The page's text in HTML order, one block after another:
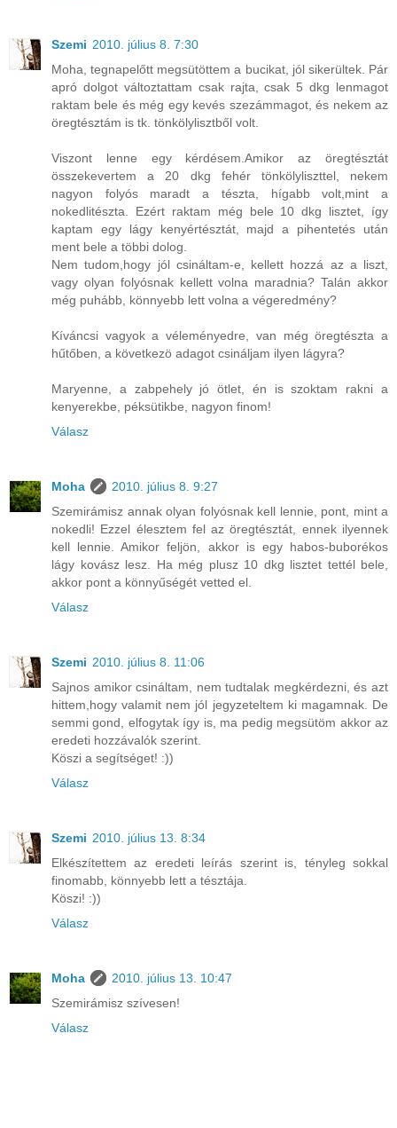
Szemi 2010. július 8. 7:30
Moha, tegnapelőtt megsütöttem a bucikat, jól sikerültek. Pár
apró dolgot változtattam csak rajta, csak 5 dkg lenmagot
raktam bele és még egy kevés szezámmagot, és nekem az
öregtésztám is tk. tönkölylisztből volt.
Viszont lenne egy kérdésem.Amikor az öregtésztát
összekevertem a 20 dkg fehér tönkölyliszttel, nekem
nagyon folyós maradt a tészta, hígabb volt,mint a
nokedlitészta. Ezért raktam még bele 10 dkg lisztet, így
kaptam egy lágy kenyértésztát, majd a pihentetés után
ment bele a többi dolog.
Nem tudom,hogy jól csináltam-e, kellett hozzá az a liszt,
vagy olyan folyósnak kellett volna maradnia? Talán akkor
még puhább, könnyebb lett volna a végeredmény?
Kíváncsi vagyok a véleményedre, van még öregtészta a
hűtőben, a következö adagot csináljam ilyen lágyra?
Maryenne, a zabpehely jó ötlet, én is szoktam rakni a
kenyerekbe, péksütikbe, nagyon finom!
Válasz
Moha
2010. július 8. 9:27
Szemirámisz annak olyan folyósnak kell lennie, pont, mint a
nokedli! Ezzel élesztem fel az öregtésztát, ennek ilyennek
kell lennie. Amikor feljön, akkor is egy habos-buborékos
lágy kovász lesz. Ha még plusz 10 dkg lisztet tettél bele,
akkor pont a könnyűségét vetted el.
Válasz
Szemi 2010. július 8. 11:06
Sajnos amikor csináltam, nem tudtalak megkérdezni, és azt
hittem,hogy valamit nem jól jegyzeteltem ki magamnak. De
semmi gond, elfogytak így is, ma pedig megsütöm akkor az
eredeti hozzávalók szerint.
Köszi a segítséget! :))
Válasz
Szemi 2010. július 13. 8:34
Elkészítettem az eredeti leírás szerint is, tényleg sokkal
finomabb, könnyebb lett a tésztája.
Köszi! :))
Válasz
Moha
2010. július 13. 10:47
Szemirámisz szívesen!
Válasz